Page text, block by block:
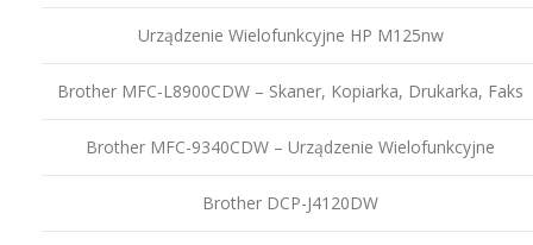
Urządzenie Wielofunkcyjne HP M125nw
Brother MFC-L8900CDW – Skaner, Kopiarka, Drukarka, Faks
Brother MFC-9340CDW – Urządzenie Wielofunkcyjne
Brother DCP-J4120DW